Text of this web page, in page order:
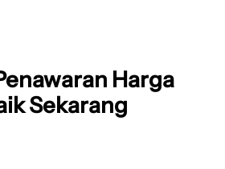
Harga
Sekarang